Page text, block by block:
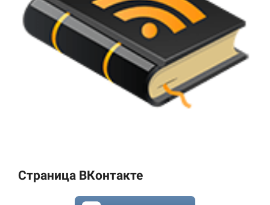
Страница ВКонтакте